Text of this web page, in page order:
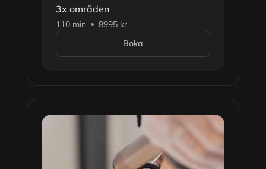
3x områden
110 min
8995 kr
Boka